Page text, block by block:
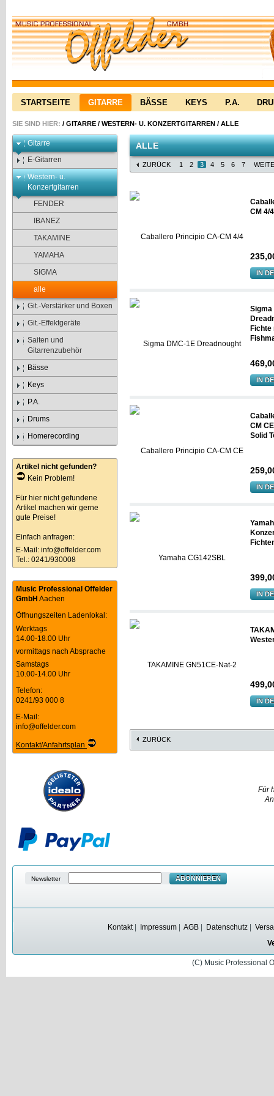
STARTSEITE GITARRE BÄSSE KEYS P.A.
SIE SIND HIER: / GITARRE / WESTERN- U. KONZERTGITARREN / ALLE
Gitarre
E-Gitarren
Western- u.
Konzertgitarren
FENDER
IBANEZ
TAKAMINE
YAMAHA
SIGMA
alle
Git.-Verstärker und Boxen
Git.-Effektgeräte
Saiten und
Gitarrenzubehör
Bässe
Keys
P.A.
Drums
Homerecording
Artikel nicht gefunden?
Kein Problem!
Für hier nicht gefundene
Artikel machen wir gerne
gute Preise!
Einfach anfragen:
E-Mail: info@offelder.com
Tel.: 0241/930008
Music Professional Offelder
GmbH Aachen
Öffnungszeiten Ladenlokal:
Werktags
14.00-18.00 Uhr
vormittags nach Absprache
Samstags
10.00-14.00 Uhr
Telefon:
0241/93 000 8
E-Mail:
info@offelder.com
Kontakt/Anfahrtsplan
ALLE
ZURÜCK 1 2 3 4 5 6 7
CM 4/
IN
Sigma
IN
CM
Solid
IN
IN
IN
ZURÜCK
Für
Newsletter ABONNIEREN
Kontakt| Impressum AGB Datenschutz
(C) Music Professional